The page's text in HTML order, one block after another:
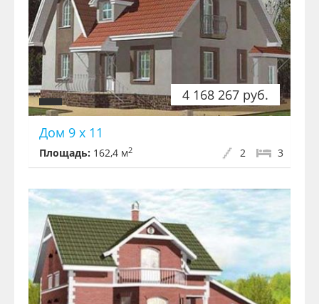
4 168 267 руб.
Дом 9 х 11
Площадь: 162,4 м2 3
2